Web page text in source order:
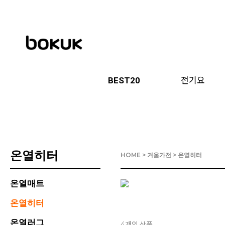
BEST20 전기요
온열히터
온열매트
온열히터
온열러그
HOME > 겨울가전 > 온열히터